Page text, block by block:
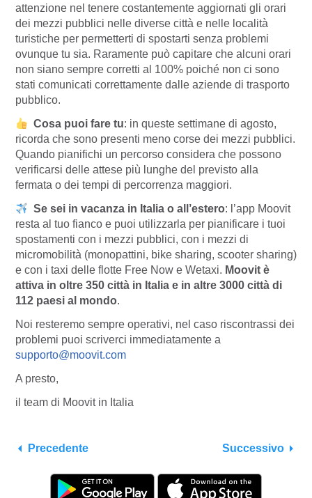
attenzione nel tenere costantemente aggiornati gli orari
dei mezzi pubblici nelle diverse città e nelle località
turistiche per permetterti di spostarti senza problemi
ovunque tu sia. Raramente può capitare che alcuni orari
non siano sempre corretti al 100% poiché non ci sono
stati comunicati correttamente dalle aziende di trasporto
pubblico.
Cosa puoi fare tu: in queste settimane di agosto,
ricorda che sono presenti meno corse dei mezzi pubblici.
Quando pianifichi un percorso considera che possono
verificarsi delle attese più lunghe del previsto alla
fermata o dei tempi di percorrenza maggiori.
Se sei in vacanza in Italia o all’estero: l’app Moovit
resta al tuo fianco e puoi utilizzarla per pianificare i tuoi
spostamenti con i mezzi pubblici, con i mezzi di
micromobilità (monopattini, bike sharing, scooter sharing)
e con i taxi delle flotte Free Now e Wetaxi. Moovit è
attiva in oltre 350 città in Italia e in altre 3000 città di
112 paesi al mondo.
Noi resteremo sempre operativi, nel caso riscontrassi dei
problemi puoi scriverci immediatamente a
supporto@moovit.com
A presto,
il team di Moovit in Italia
Precedente Successivo